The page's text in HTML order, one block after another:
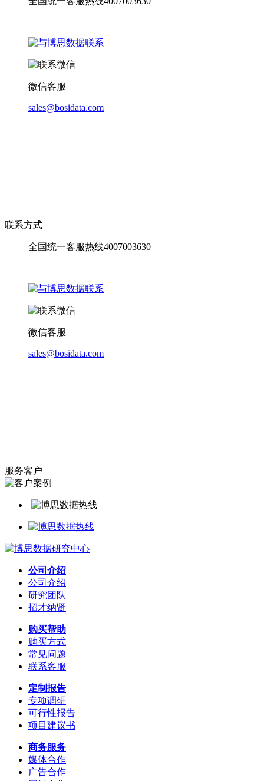
微信客服
sales@bosidata.com
联系方式
全国统一客服热线4007003630
微信客服
sales@bosidata.com
服务客户
公司介绍
公司介绍
研究团队
招才纳贤
购买帮助
购买方式
常见问题
联系客服
定制报告
专项调研
可行性报告
项目建议书
商务服务
媒体合作
广告合作